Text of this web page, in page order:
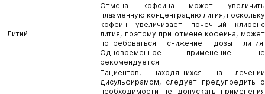
Литий
Отмена кофеина может увеличить
плазменную концентрацию лития, поскольку
кофеин увеличивает почечный клиренс
лития, поэтому при отмене кофеина, может
потребоваться снижение дозы лития.
Одновременное применение не
рекомендуется
Пациентов, находящихся на лечении
дисульфирамом, следует предупредить о
необходимости не допускать применения